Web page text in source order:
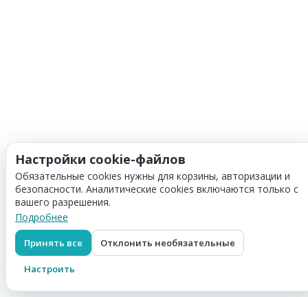
Настройки cookie-файлов
Обязательные cookies нужны для корзины, авторизации и
безопасности. Аналитические cookies включаются только с
вашего разрешения.
Подробнее
Принять все Отклонить необязательные
Настроить